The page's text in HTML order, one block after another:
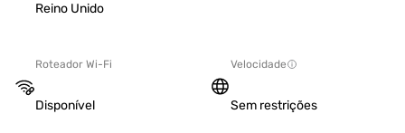
Reino Unido
Roteador Wi-Fi
Disponível
Velocidade
Sem restrições